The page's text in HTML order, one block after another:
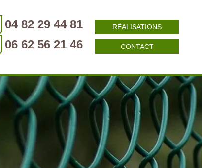
04 82 29 44 81
06 62 56 21 46
RÉALISATIONS
CONTACT